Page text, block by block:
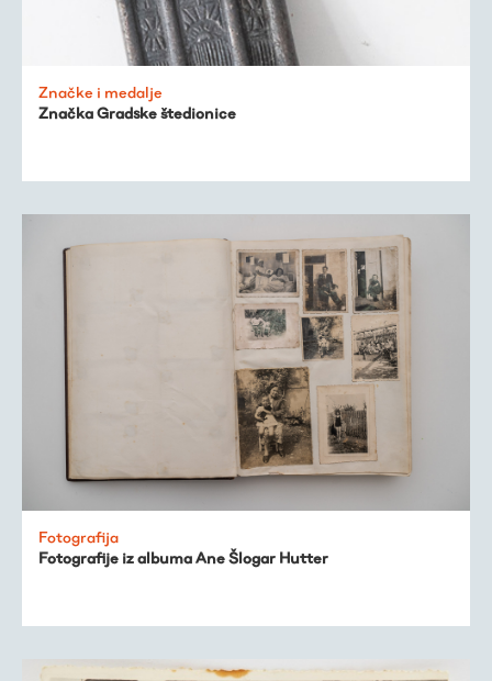
Virtualni fundus
Živa baština
Virtualni program
Trešnjevačka
Publikacije
Značke i medalje
Značka Gradske štedionice
Fotografija
Fotografije iz albuma Ane Šlogar Hutter